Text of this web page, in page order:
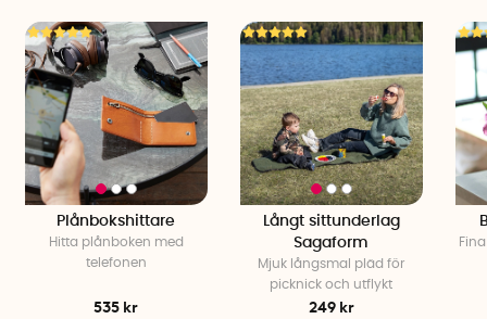
Plånbokshittare
Hitta plånboken med
telefonen
535 kr
Långt sittunderlag
Sagaform
Mjuk långsmal pläd för
picknick och utflykt
249 kr